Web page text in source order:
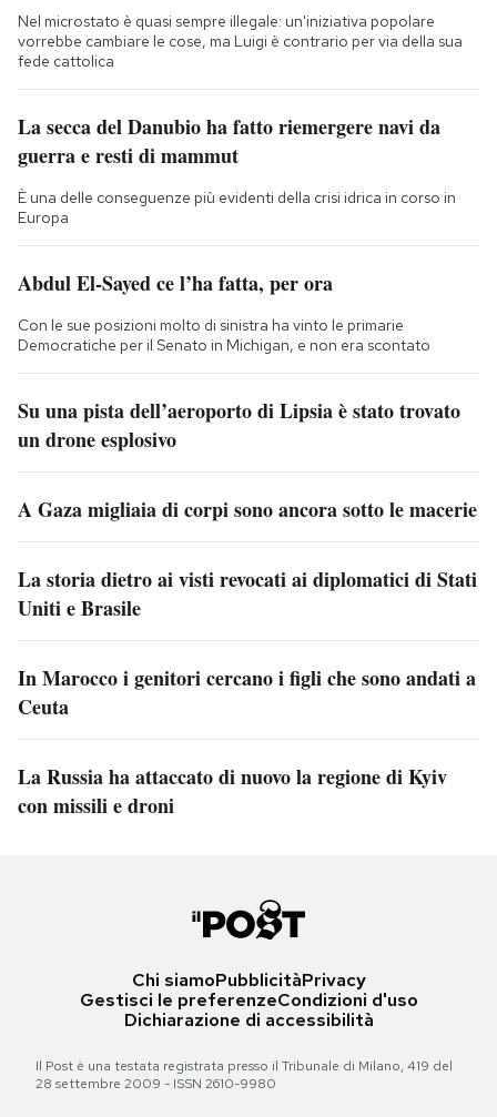
Nel microstato è quasi sempre illegale: un'iniziativa popolare
vorrebbe cambiare le cose, ma Luigi è contrario per via della sua
fede cattolica
La secca del Danubio ha fatto riemergere navi da
guerra e resti di mammut
È una delle conseguenze più evidenti della crisi idrica in corso in
Europa
Abdul El-Sayed ce l’ha fatta, per ora
Con le sue posizioni molto di sinistra ha vinto le primarie
Democratiche per il Senato in Michigan, e non era scontato
Su una pista dell’aeroporto di Lipsia è stato trovato
un drone esplosivo
A Gaza migliaia di corpi sono ancora sotto le macerie
La storia dietro ai visti revocati ai diplomatici di Stati
Uniti e Brasile
In Marocco i genitori cercano i figli che sono andati a
Ceuta
La Russia ha attaccato di nuovo la regione di Kyiv
con missili e droni
Chi siamoPubblicitàPrivacy
Gestisci le preferenzeCondizioni d'uso
Dichiarazione di accessibilità
Il Post è una testata registrata presso il Tribunale di Milano, 419 del
28 settembre 2009 - ISSN 2610-9980